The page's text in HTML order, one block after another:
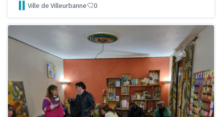
Ville de Villeurbanne 0